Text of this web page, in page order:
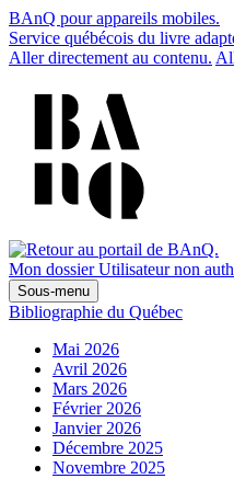
BAnQ pour appareils mobiles.
Service québécois du livre
Aller directement au contenu.
Mon dossier Utilisateur non
Sous-menu
Bibliographie du Québec
Mai 2026
Avril 2026
Mars 2026
Février 2026
Janvier 2026
Décembre 2025
Novembre 2025